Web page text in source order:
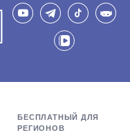
БЕСПЛАТНЫЙ ДЛЯ
РЕГИОНОВ